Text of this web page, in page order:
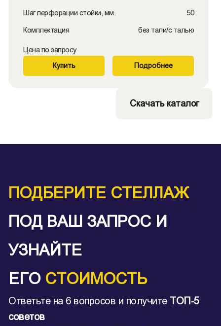
Шаг перфорации стойки, мм. 50
Комплектация без тали/с талью
Цена по запросу
Купить Подробнее
Скачать каталог
ПОДБЕРИТЕ СТЕЛЛАЖ
ПОД ВАШ ЗАПРОС И
УЗНАЙТЕ
ЕГО СТОИМОСТЬ
Ответьте на 6 вопросов и получите ТОП-5
советов